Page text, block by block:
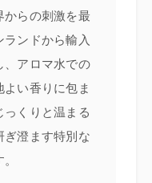
からの刺激を最
ンドから輸入
、アロマ水での
い香りに包ま
くりと温まる
ぎ澄ます特別な